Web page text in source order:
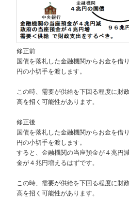
修正前
国債を落札した金融機関からお金を借
円の小切手を渡します。
この時、需要が供給を下回る程度に財
高を招く可能性があります。
修正後
国債を落札した金融機関からお金を借
円の小切手を渡します。
すると、金融機関の当座預金が４兆円
金が４兆円増えるはずです。
この時、需要が供給を下回る程度に財
高を招く可能性があります。